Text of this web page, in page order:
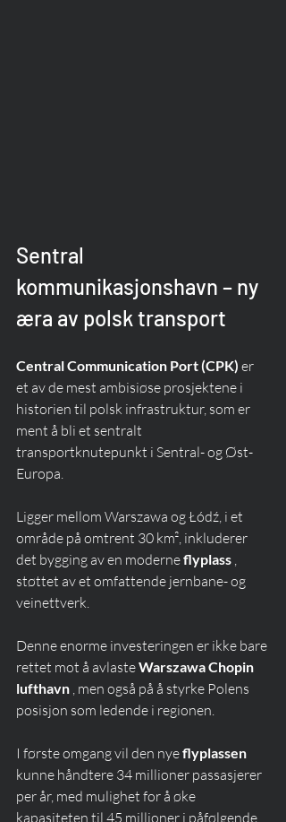
Sentral
kommunikasjonshavn – ny
æra av polsk transport
Central Communication Port (CPK) er
et av de mest ambisiøse prosjektene i
historien til polsk infrastruktur, som er
ment å bli et sentralt
transportknutepunkt i Sentral- og Øst-
Europa.
Ligger mellom Warszawa og Łódź, i et
område på omtrent 30 km², inkluderer
det bygging av en moderne flyplass ,
støttet av et omfattende jernbane- og
veinettverk.
Denne enorme investeringen er ikke bare
rettet mot å avlaste Warszawa Chopin
lufthavn , men også på å styrke Polens
posisjon som ledende i regionen.
I første omgang vil den nye flyplassen
kunne håndtere 34 millioner passasjerer
per år, med mulighet for å øke
kapasiteten til 45 millioner i påfølgende